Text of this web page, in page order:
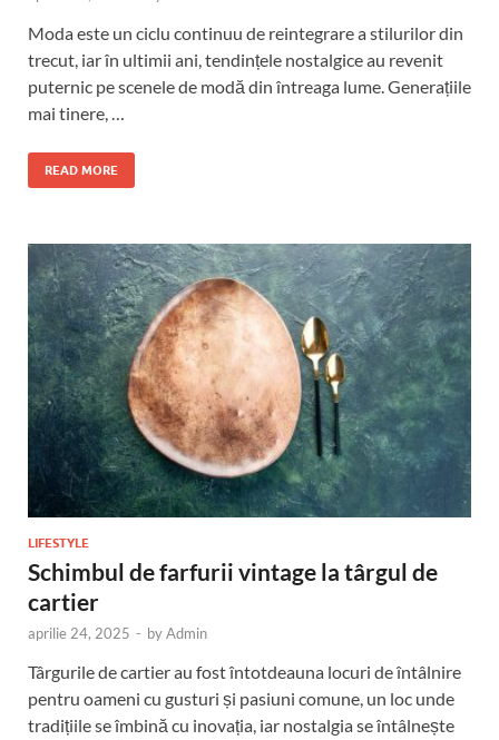
Moda este un ciclu continuu de reintegrare a stilurilor din
trecut, iar în ultimii ani, tendințele nostalgice au revenit
puternic pe scenele de modă din întreaga lume. Generațiile
mai tinere, …
READ MORE
LIFESTYLE
Schimbul de farfurii vintage la târgul de
cartier
aprilie 24, 2025 - byAdmin
Târgurile de cartier au fost întotdeauna locuri de întâlnire
pentru oameni cu gusturi și pasiuni comune, un loc unde
tradițiile se îmbină cu inovația, iar nostalgia se întâlnește